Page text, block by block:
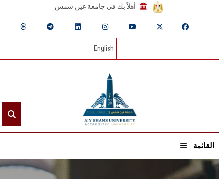
أهلاً بك في جامعة عين شمس
English
القائمة